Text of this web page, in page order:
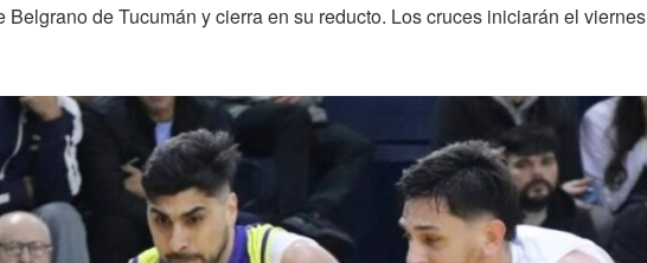
de Tucumán y cierra en su reducto. Los cruces iniciarán el viernes